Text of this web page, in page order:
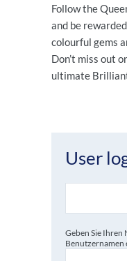
Follow the
and be
colourful gems
Don’t miss out
ultimate
User
Geben Sie Ihren
Benutzernamen